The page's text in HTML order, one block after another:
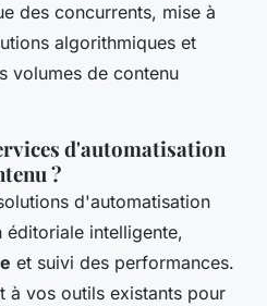
des concurrents, mise à
algorithmiques et
volumes de contenu
d'automatisation
?
d'automatisation
intelligente,
et suivi des performances.
à vos outils existants pour